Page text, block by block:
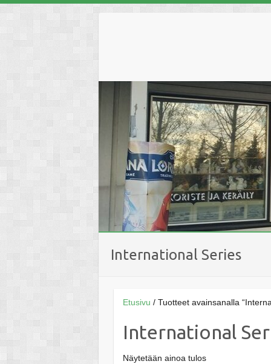
content
International Series
Etusivu / Tuotteet avainsanalla
International
Näytetään ainoa tulos